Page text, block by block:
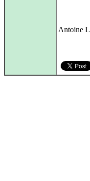
Antoine